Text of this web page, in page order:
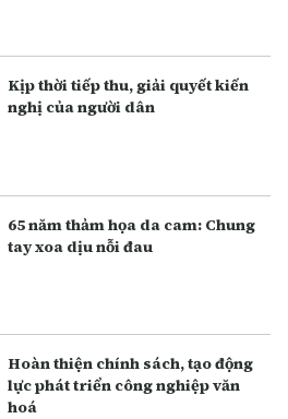
Kịp thời tiếp thu, giải quyết kiến
nghị của người dân
65 năm thảm họa da cam: Chung
tay xoa dịu nỗi đau
Hoàn thiện chính sách, tạo động
lực phát triển công nghiệp văn
hoá